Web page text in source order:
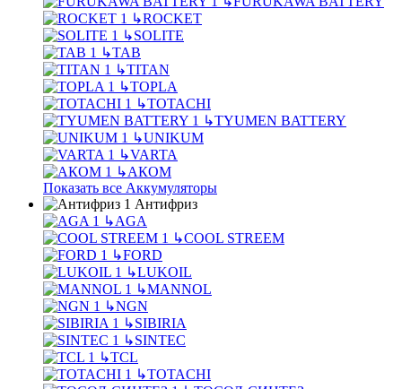
↳ROCKET
↳SOLITE
↳TAB
↳TITAN
↳TOPLA
↳TOTACHI
↳TYUMEN BATTERY
↳UNIKUM
↳VARTA
↳АКОМ
Показать все Аккумуляторы
Антифриз
↳AGA
↳COOL STREEM
↳FORD
↳LUKOIL
↳MANNOL
↳NGN
↳SIBIRIA
↳SINTEC
↳TCL
↳TOTACHI